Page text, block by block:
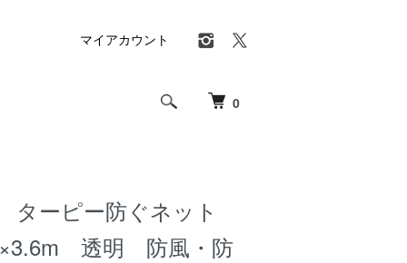
0
マイアカウント
ターピー防ぐネット
透明 防風・防